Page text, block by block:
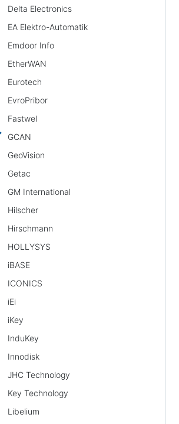
Delta Electronics
EA Elektro-Automatik
Emdoor Info
EtherWAN
Eurotech
EvroPribor
Fastwel
GCAN
GeoVision
Getac
GM International
Hilscher
Hirschmann
HOLLYSYS
iBASE
ICONICS
iEi
iKey
InduKey
Innodisk
JHC Technology
Key Technology
Libelium